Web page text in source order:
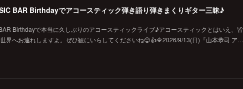
BAR Birthdayでアコースティック弾き語り弾きまくりギター三昧♪
Birthdayで本当に久しぶりのアコースティックライブ♪アコースティックとはいえ、皆
界へお連れしますよ。ぜひ観にいらしてくださいね😊👍🔷2026/9/13(日)『山本恭司 ア…